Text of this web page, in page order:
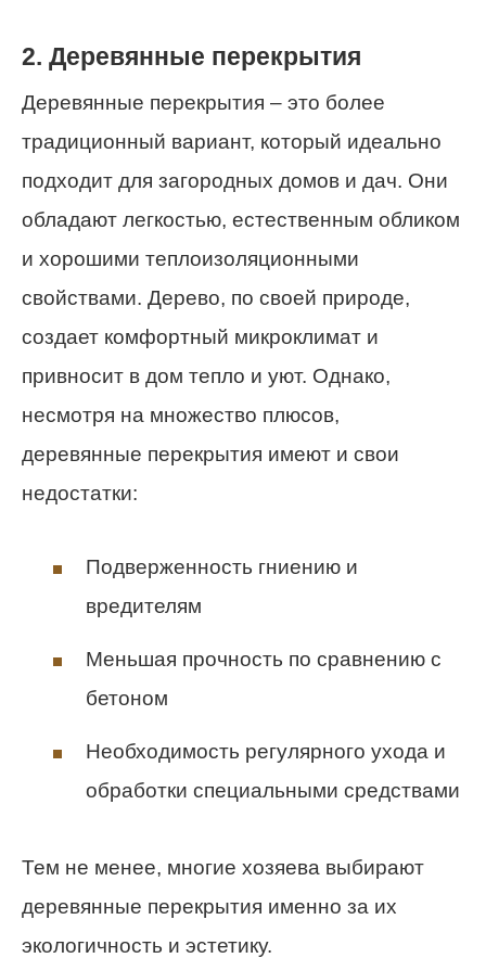
2. Деревянные перекрытия
Деревянные перекрытия – это более
традиционный вариант, который идеально
подходит для загородных домов и дач. Они
обладают легкостью, естественным обликом
и хорошими теплоизоляционными
свойствами. Дерево, по своей природе,
создает комфортный микроклимат и
привносит в дом тепло и уют. Однако,
несмотря на множество плюсов,
деревянные перекрытия имеют и свои
недостатки:
Подверженность гниению и
вредителям
Меньшая прочность по сравнению с
бетоном
Необходимость регулярного ухода и
обработки специальными средствами
Тем не менее, многие хозяева выбирают
деревянные перекрытия именно за их
экологичность и эстетику.